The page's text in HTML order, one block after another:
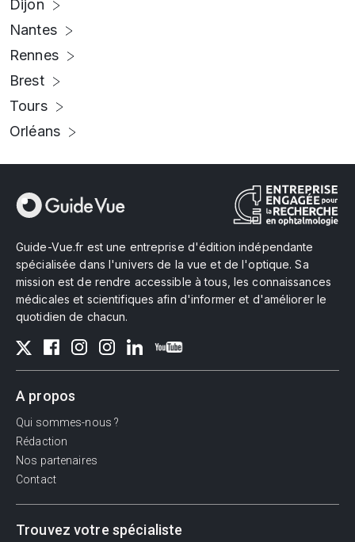
Dijon
Nantes
Rennes
Brest
Tours
Orléans
Guide-Vue.fr est une entreprise d'édition indépendante
spécialisée dans l'univers de la vue et de l'optique. Sa
mission est de rendre accessible à tous, les connaissances
médicales et scientifiques afin d'informer et d'améliorer le
quotidien de chacun.
A propos
Qui sommes-nous ?
Rédaction
Nos partenaires
Contact
Trouvez votre spécialiste